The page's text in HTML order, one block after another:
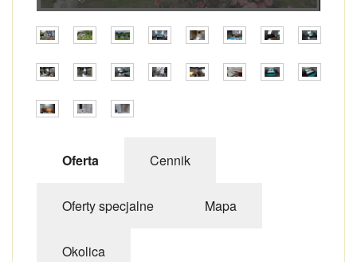
ZABYTKI
IMPREZY
CENY WSTĘPÓW
PLAN MIASTAOferta Cennik
Oferty specjalne Mapa
Okolica